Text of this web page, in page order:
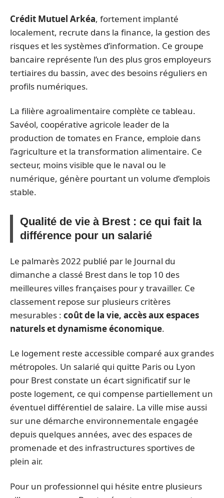
Crédit Mutuel Arkéa, fortement implanté
localement, recrute dans la finance, la gestion des
risques et les systèmes d’information. Ce groupe
bancaire représente l’un des plus gros employeurs
tertiaires du bassin, avec des besoins réguliers en
profils numériques.
La filière agroalimentaire complète ce tableau.
Savéol, coopérative agricole leader de la
production de tomates en France, emploie dans
l’agriculture et la transformation alimentaire. Ce
secteur, moins visible que le naval ou le
numérique, génère pourtant un volume d’emplois
stable.
Qualité de vie à Brest : ce qui fait la
différence pour un salarié
Le palmarès 2022 publié par le Journal du
dimanche a classé Brest dans le top 10 des
meilleures villes françaises pour y travailler. Ce
classement repose sur plusieurs critères
mesurables : coût de la vie, accès aux espaces
naturels et dynamisme économique.
Le logement reste accessible comparé aux grandes
métropoles. Un salarié qui quitte Paris ou Lyon
pour Brest constate un écart significatif sur le
poste logement, ce qui compense partiellement un
éventuel différentiel de salaire. La ville mise aussi
sur une démarche environnementale engagée
depuis quelques années, avec des espaces de
promenade et des infrastructures sportives de
plein air.
Pour un professionnel qui hésite entre plusieurs